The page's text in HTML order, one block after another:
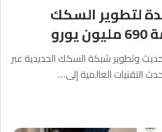
لتطوير السكك
وتطوير شبكة السكك الحديدية عبر
التقنيات العالمية إلى…